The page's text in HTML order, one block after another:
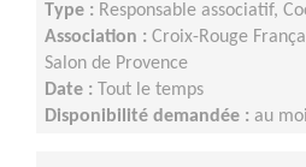
Type : Responsable associatif,
Association : Croix-Rouge
Salon de Provence
Date : Tout le temps
Disponibilité demandée : au